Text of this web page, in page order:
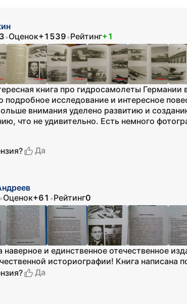
•Оценок+1539•Рейтинг+1
книга про гидросамолеты
подробное исследование и интересное
внимания уделено развитию и
что не удивительно. Есть немного
Да
•Оценок+61 •Рейтинг0
наверное и единственное отечественное
историографии! Книга написана
Да